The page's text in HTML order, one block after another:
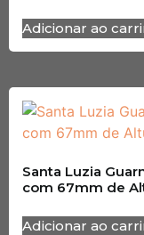
Adicionar ao
Santa Luzia
com 67mm de
Adicionar ao